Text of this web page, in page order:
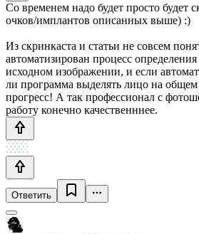
Со временем надо будет просто будет
очков/имплантов описанных выше) :)
Из скринкаста и статьи не совсем
автоматизирован процесс
исходном изображении, и если
ли программа выделять лицо на общем
прогресс! А так профессионал с
работу конечно качественннее.
Ответить